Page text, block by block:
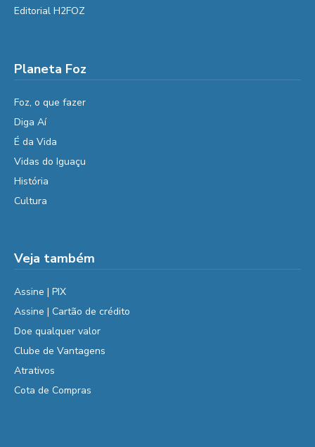
Editorial H2FOZ
Planeta Foz
Foz, o que fazer
Diga Aí
É da Vida
Vidas do Iguaçu
História
Cultura
Veja também
Assine | PIX
Assine | Cartão de crédito
Doe qualquer valor
Clube de Vantagens
Atrativos
Cota de Compras